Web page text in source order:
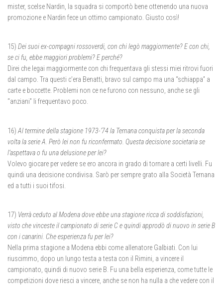
mister, scelse Nardin, la squadra si comportò bene ottenendo una nuova
promozione e Nardin fece un ottimo campionato. Giusto così!
15) Dei suoi ex-compagni rossoverdi, con chi legò maggiormente? E con chi,
se ci fu, ebbe maggiori problemi? E perché?
Direi che legai maggiormente con chi frequentava gli stessi miei ritrovi fuori
dal campo. Tra questi c’era Benatti, bravo sul campo ma una “schiappa” a
carte e boccette. Problemi non ce ne furono con nessuno, anche se gli
“anziani” li frequentavo poco.
16) Al termine della stagione 1973-’74 la Ternana conquista per la seconda
volta la serie A. Però lei non fu riconfermato. Questa decisione societaria se
l’aspettava o fu una delusione per lei?
Volevo giocare per vedere se ero ancora in grado di tornare a certi livelli. Fu
quindi una decisione condivisa. Sarò per sempre grato alla Società Ternana
ed a tutti i suoi tifosi.
17) Verrà ceduto al Modena dove ebbe una stagione ricca di soddisfazioni,
visto che vinceste il campionato di serie C e quindi approdò di nuovo in serie B
con i canarini. Che esperienza fu per lei?
Nella prima stagione a Modena ebbi come allenatore Galbiati. Con lui
riuscimmo, dopo un lungo testa a testa con il Rimini, a vincere il
campionato, quindi di nuovo serie B. Fu una bella esperienza, come tutte le
competizioni dove riesci a vincere, anche se non ha nulla a che vedere con il